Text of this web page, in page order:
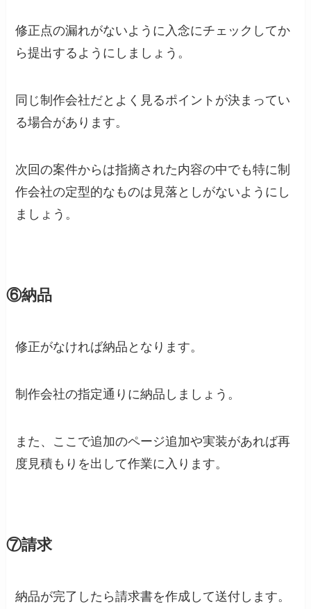
修正点の漏れがないように入念にチェックしてか
ら提出するようにしましょう。
同じ制作会社だとよく見るポイントが決まってい
る場合があります。
次回の案件からは指摘された内容の中でも特に制
作会社の定型的なものは見落としがないようにし
ましょう。
⑥納品
修正がなければ納品となります。
制作会社の指定通りに納品しましょう。
また、ここで追加のページ追加や実装があれば再
度見積もりを出して作業に入ります。
⑦請求
納品が完了したら請求書を作成して送付します。